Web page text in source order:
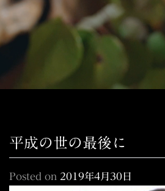
平成の世の最後に
Posted on 2019年4月30日